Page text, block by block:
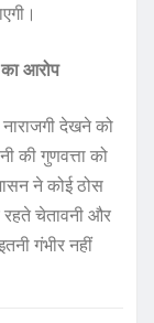
आरोप
देखने को
की गुणवत्ता को
ने कोई ठोस
चेतावनी और
गंभीर नहीं